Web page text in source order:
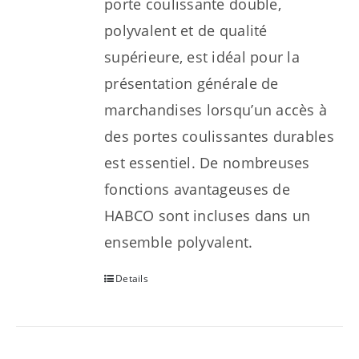
porte coulissante double,
polyvalent et de qualité
supérieure, est idéal pour la
présentation générale de
marchandises lorsqu’un accès à
des portes coulissantes durables
est essentiel. De nombreuses
fonctions avantageuses de
HABCO sont incluses dans un
ensemble polyvalent.
Details